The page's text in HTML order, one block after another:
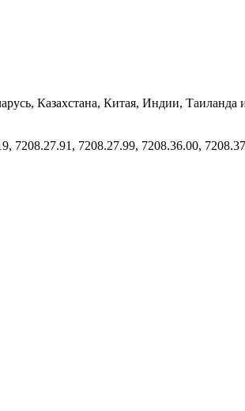
Казахстана, Китая, Индии,
7208.27.91, 7208.27.99, 7208.36.00,